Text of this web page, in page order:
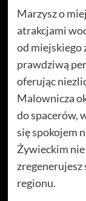
Marzysz o
atrakcjami
od miejskiego
prawdziwą
oferując
Malownicza
do spacerów,
się spokojem
Żywieckim
zregenerujesz
regionu.